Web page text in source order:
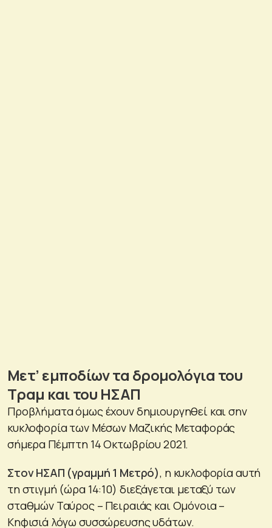
Μετ’ εμποδίων τα δρομολόγια του
Τραμ και του ΗΣΑΠ
Προβλήματα όμως έχουν δημιουργηθεί και σην
κυκλοφορία των Μέσων Μαζικής Μεταφοράς
σήμερα Πέμπτη 14 Οκτωβρίου 2021.
Στον ΗΣΑΠ (γραμμή 1 Μετρό), η κυκλοφορία αυτή
τη στιγμή (ώρα 14:10) διεξάγεται μεταξύ των
σταθμών Ταύρος – Πειραιάς και Ομόνοια –
Κηφισιά λόγω συσσώρευσης υδάτων.